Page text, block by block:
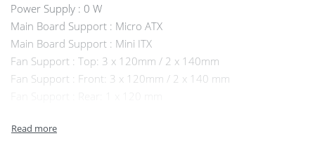
Power Supply : 0 W
Main Board Support : Micro ATX
Main Board Support : Mini ITX
Fan Support : Top: 3 x 120mm / 2 x 140mm
Fan Support : Front: 3 x 120mm / 2 x 140 mm
Radiator Compatibility : Top: 120/240/280/360mm